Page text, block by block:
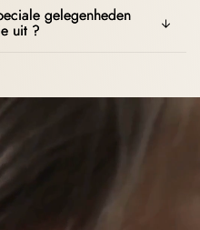
gelegenheden
uit ?